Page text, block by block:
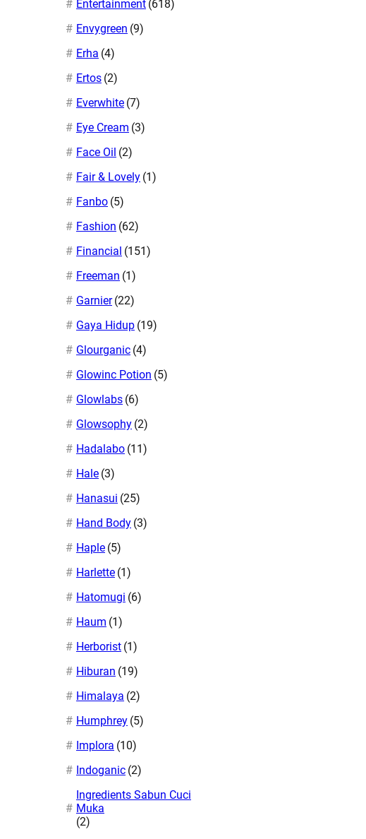
Entertainment (618)
Envygreen (9)
Erha (4)
Ertos (2)
Everwhite (7)
Eye Cream (3)
Face Oil (2)
Fair & Lovely (1)
Fanbo (5)
Fashion (62)
Financial (151)
Freeman (1)
Garnier (22)
Gaya Hidup (19)
Glourganic (4)
Glowinc Potion (5)
Glowlabs (6)
Glowsophy (2)
Hadalabo (11)
Hale (3)
Hanasui (25)
Hand Body (3)
Haple (5)
Harlette (1)
Hatomugi (6)
Haum (1)
Herborist (1)
Hiburan (19)
Himalaya (2)
Humphrey (5)
Implora (10)
Indoganic (2)
Ingredients Sabun Cuci
Muka
(2)